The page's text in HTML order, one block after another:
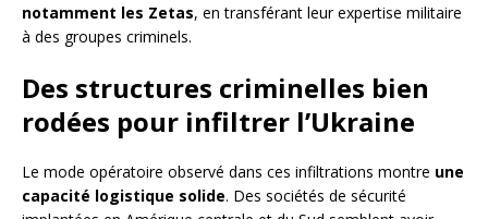
notamment les Zetas, en transférant leur expertise militaire
à des groupes criminels.
Des structures criminelles bien
rodées pour infiltrer l’Ukraine
Le mode opératoire observé dans ces infiltrations montre une
capacité logistique solide. Des sociétés de sécurité